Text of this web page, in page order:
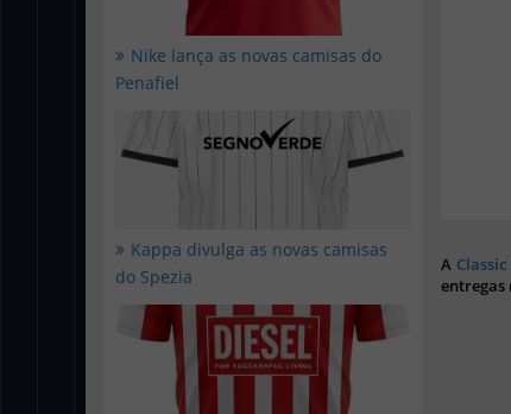
Nike lança as novas camisas do
Penafiel
Kappa divulga as novas camisas
do Spezia
A
entregas